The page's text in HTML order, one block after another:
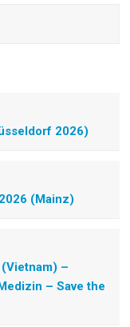
2026)
(Mainz)
–
– Save the